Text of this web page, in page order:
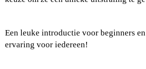
Een leuke introductie voor beginners
ervaring voor iedereen!